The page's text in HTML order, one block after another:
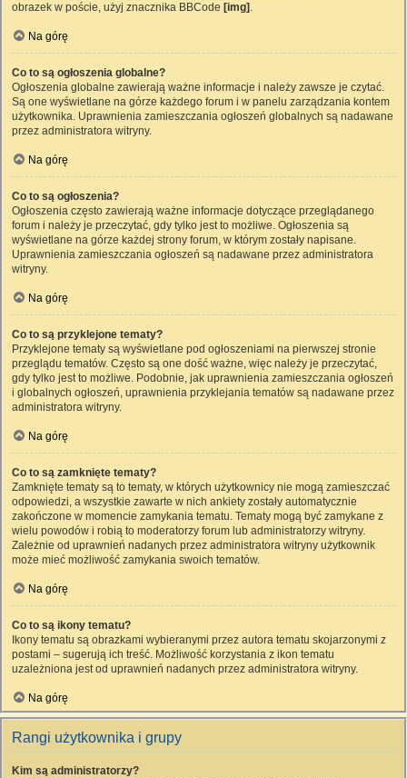
obrazek w poście, użyj znacznika BBCode [img] .
Na górę
Co to są ogłoszenia globalne?
Ogłoszenia globalne zawierają ważne informacje i należy zawsze je czytać.
Są one wyświetlane na górze każdego forum i w panelu zarządzania kontem
użytkownika. Uprawnienia zamieszczania ogłoszeń globalnych są nadawane
przez administratora witryny.
Na górę
Co to są ogłoszenia?
Ogłoszenia często zawierają ważne informacje dotyczące przeglądanego
forum i należy je przeczytać, gdy tylko jest to możliwe. Ogłoszenia są
wyświetlane na górze każdej strony forum, w którym zostały napisane.
Uprawnienia zamieszczania ogłoszeń są nadawane przez administratora
witryny.
Na górę
Co to są przyklejone tematy?
Przyklejone tematy są wyświetlane pod ogłoszeniami na pierwszej stronie
przeglądu tematów. Często są one dość ważne, więc należy je przeczytać,
gdy tylko jest to możliwe. Podobnie, jak uprawnienia zamieszczania ogłoszeń
i globalnych ogłoszeń, uprawnienia przyklejania tematów są nadawane przez
administratora witryny.
Na górę
Co to są zamknięte tematy?
Zamknięte tematy są to tematy, w których użytkownicy nie mogą zamieszczać
odpowiedzi, a wszystkie zawarte w nich ankiety zostały automatycznie
zakończone w momencie zamykania tematu. Tematy mogą być zamykane z
wielu powodów i robią to moderatorzy forum lub administratorzy witryny.
Zależnie od uprawnień nadanych przez administratora witryny użytkownik
może mieć możliwość zamykania swoich tematów.
Na górę
Co to są ikony tematu?
Ikony tematu są obrazkami wybieranymi przez autora tematu skojarzonymi z
postami – sugerują ich treść. Możliwość korzystania z ikon tematu
uzależniona jest od uprawnień nadanych przez administratora witryny.
Na górę
Rangi użytkownika i grupy
Kim są administratorzy?